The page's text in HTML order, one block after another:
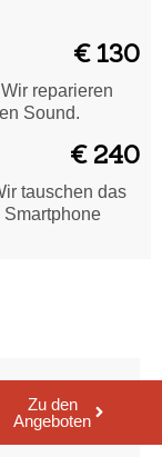
€ 130
reparieren
Sound.
€ 240
tauschen das
Zu den
Angeboten